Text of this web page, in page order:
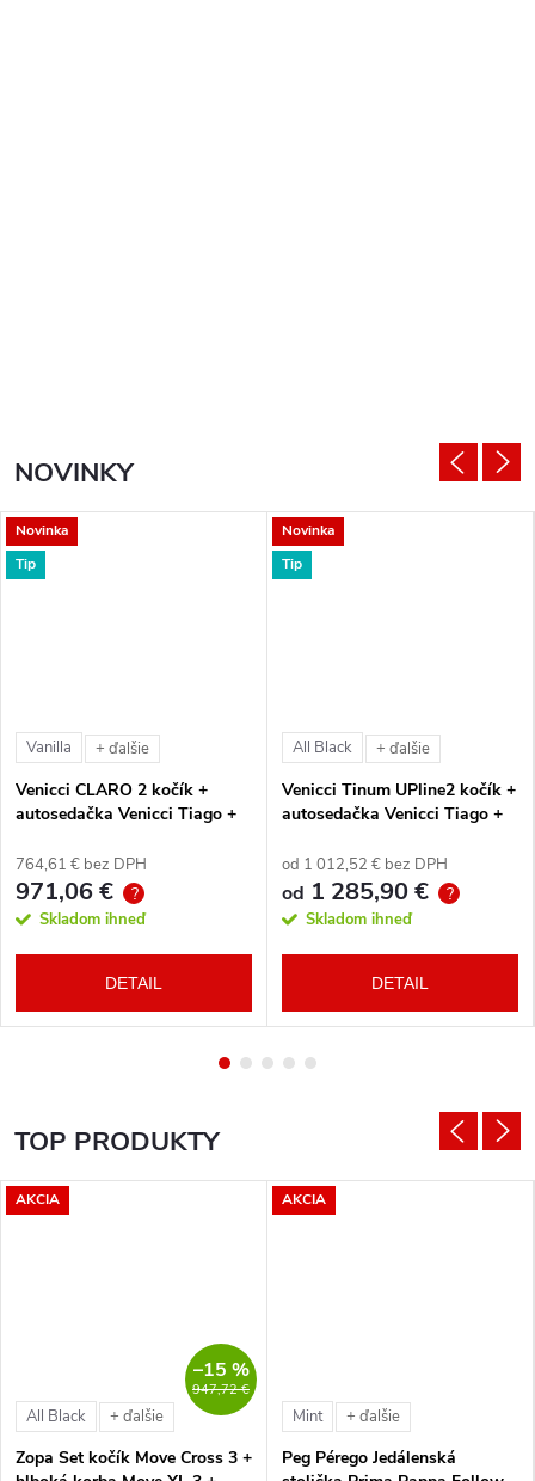
NOVINKY
Novinka
Tip
Vanilla + ďalšie
Venicci CLARO 2 kočík +
autosedačka Venicci Tiago +
764,61 € bez DPH
971,06 € ?
Skladom ihneď
DETAIL
Novinka
Tip
All Black + ďalšie
Venicci Tinum UPline2 kočík +
autosedačka Venicci Tiago +
od 1 012,52 € bez DPH
od 1 285,90 € ?
Skladom ihneď
DETAIL
TOP PRODUKTY
AKCIA
947,72 €
–15 %
All Black + ďalšie
Zopa Set kočík Move Cross 3 +
AKCIA
Mint + ďalšie
Peg Pérego Jedálenská